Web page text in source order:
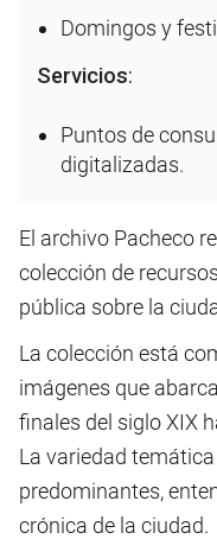
Domingos y
Servicios:
Puntos de
digitalizadas.
El archivo Pacheco
colección de
pública sobre la
La colección está
imágenes que
finales del siglo XIX
La variedad
predominantes,
crónica de la ciudad.